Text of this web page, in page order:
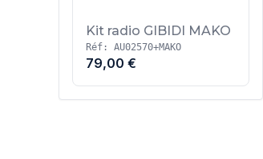
Kit radio GIBIDI MAKO
Réf: AU02570+MAKO
79,00 €